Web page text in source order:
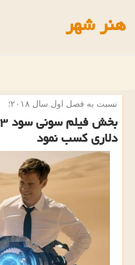
هنر شهر
نسبت به فصل اول سال ۲۰۱۸؛
دلاری كسب نمود